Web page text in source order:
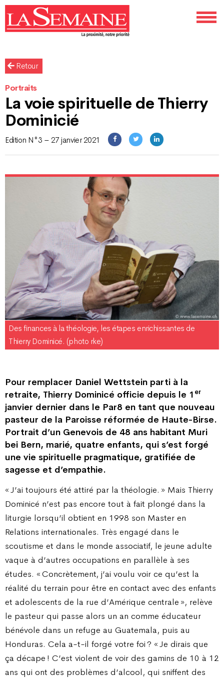
Retour
Portraits
La voie spirituelle de Thierry
Dominicié
Edition N°3 – 27 janvier 2021
Des finances à la théologie, les étapes enrichissantes de
Thierry Dominicé. (photo rke)
Pour remplacer Daniel Wettstein parti à la
retraite, Thierry Dominicé officie depuis le 1 er
janvier dernier dans le Par8 en tant que nouveau
pasteur de la Paroisse réformée de Haute-Birse.
Portrait d’un Genevois de 48 ans habitant Muri
bei Bern, marié, quatre enfants, qui s’est forgé
une vie spirituelle pragmatique, gratifiée de
sagesse et d’empathie.
« J’ai toujours été attiré par la théologie. » Mais Thierry
Dominicé n’est pas encore tout à fait plongé dans la
liturgie lorsqu’il obtient en 1998 son Master en
Relations internationales. Très engagé dans le
scoutisme et dans le monde associatif, le jeune adulte
vaque à d’autres occupations en parallèle à ses
études. « Concrètement, j’ai voulu voir ce qu’est la
réalité du terrain pour être en contact avec des enfants
et adolescents de la rue d’Amérique centrale », relève
le pasteur qui passe alors un an comme éducateur
bénévole dans un refuge au Guatemala, puis au
Honduras. Cela a-t-il forgé votre foi ? « Je dirais que
ça décape ! C’est violent de voir des gamins de 10 à 12
ans qui ont des problèmes d’alcool, qui sniffent des